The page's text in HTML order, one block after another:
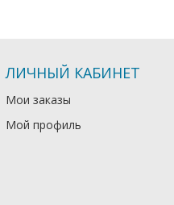
ЛИЧНЫЙ КАБИНЕТ
Мои заказы
Мой профиль